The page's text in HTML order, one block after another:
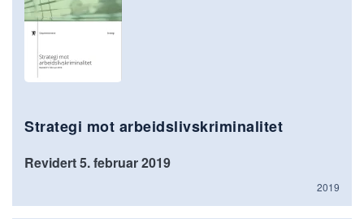
Strategi mot arbeidslivskriminalitet
Revidert 5. februar 2019
2019